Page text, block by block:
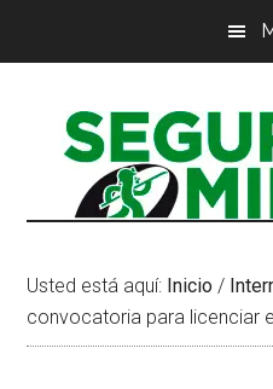
principal
Usted está aquí: Inicio /
convocatoria para licenciar